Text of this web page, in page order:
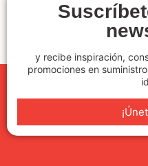
y recibe inspiración,
promociones en